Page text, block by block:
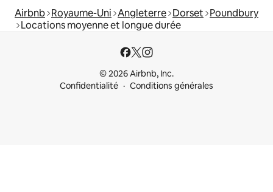
Airbnb Royaume-Uni Angleterre Dorset Poundbury
Locations moyenne et longue durée
© 2026 Airbnb, Inc.
Confidentialité
Conditions générales